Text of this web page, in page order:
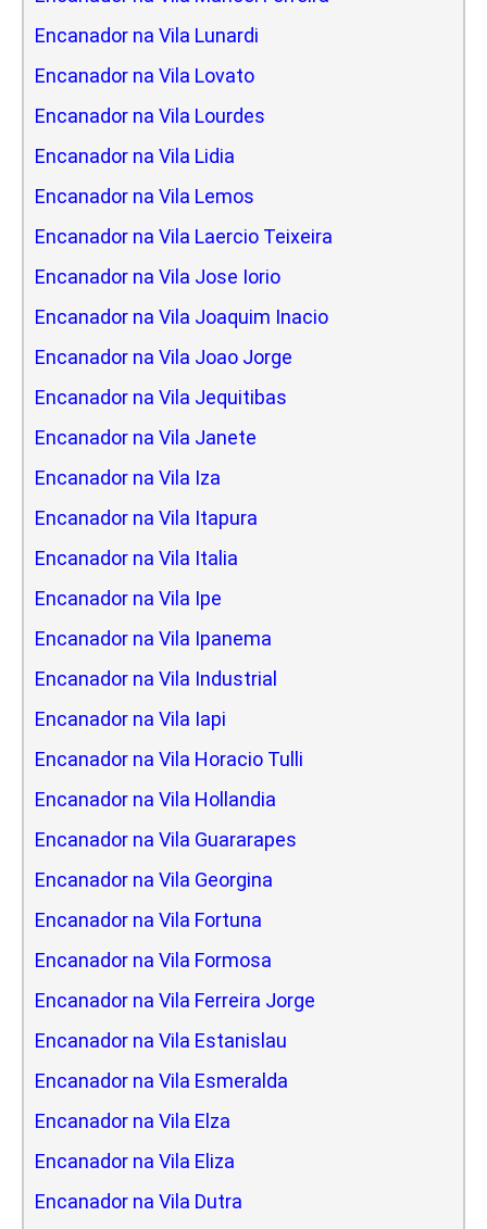
Encanador na Vila Lunardi
Encanador na Vila Lovato
Encanador na Vila Lourdes
Encanador na Vila Lidia
Encanador na Vila Lemos
Encanador na Vila Laercio Teixeira
Encanador na Vila Jose Iorio
Encanador na Vila Joaquim Inacio
Encanador na Vila Joao Jorge
Encanador na Vila Jequitibas
Encanador na Vila Janete
Encanador na Vila Iza
Encanador na Vila Itapura
Encanador na Vila Italia
Encanador na Vila Ipe
Encanador na Vila Ipanema
Encanador na Vila Industrial
Encanador na Vila Iapi
Encanador na Vila Horacio Tulli
Encanador na Vila Hollandia
Encanador na Vila Guararapes
Encanador na Vila Georgina
Encanador na Vila Fortuna
Encanador na Vila Formosa
Encanador na Vila Ferreira Jorge
Encanador na Vila Estanislau
Encanador na Vila Esmeralda
Encanador na Vila Elza
Encanador na Vila Eliza
Encanador na Vila Dutra